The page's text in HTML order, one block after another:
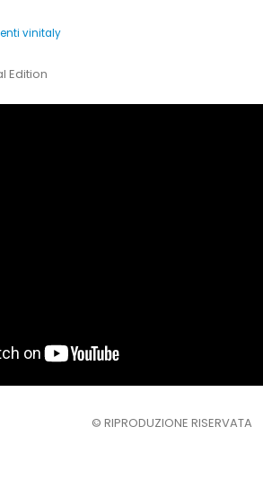
vinitaly
Edition
© RIPRODUZIONE RISERVATA